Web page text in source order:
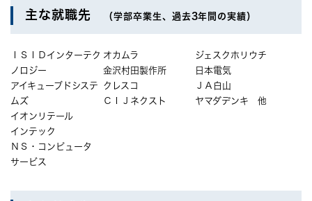
主な就職先 （学部卒業生、過去3年間の実績）
ＩＳＩＤインターテク
ノロジー
アイキューブドシステ
ムズ
イオンリテール
インテック
ＮＳ・コンピュータ
サービス
オカムラ
金沢村田製作所
クレスコ
ＣＩＪネクスト
ジェスクホリウチ
日本電気
ＪＡ白山
ヤマダデンキ 他